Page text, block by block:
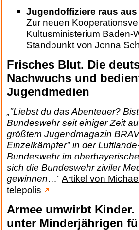
Jugendoffiziere raus
Zur neuen
Kultusministerium Baden-
Standpunkt von Jonna
Frisches Blut. Die
Nachwuchs und
Jugendmedien
„"Liebst du das Abenteuer?
Bundeswehr seit einiger Zeit
größtem Jugendmagazin
Einzelkämpfer" in der
Bundeswehr im
sich die Bundeswehr ziviler
gewinnen…“Artikel von
telepolis
Armee umwirbt
unter Minderjährigen